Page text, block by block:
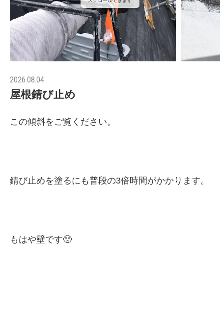
2026.08.04
屋根錆び止め
この傾斜をご覧ください。
錆び止めを塗るにも普段の3倍時間がかかります。
もはや壁です🥺